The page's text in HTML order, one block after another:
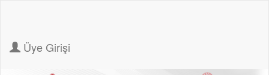
Üye Girişi